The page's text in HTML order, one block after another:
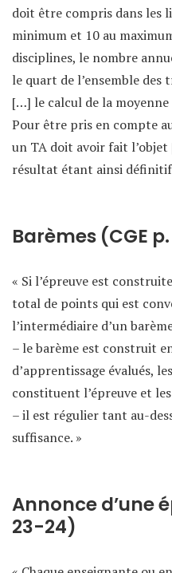
doit être compris dans les
minimum et 10 au
disciplines, le nombre
le quart de l’ensemble
[…] le calcul de la
Pour être pris en compte
un TA doit avoir fait
résultat étant ainsi
Barèmes (CGE
« Si l’épreuve est
total de points qui est
l’intermédiaire d’un
– le barème est construit
d’apprentissage évalués,
constituent l’épreuve et
– il est régulier tant au-
suffisance. »
Annonce d’une
23-24)